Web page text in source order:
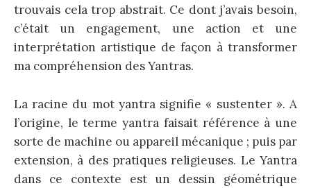
trouvais cela trop abstrait. Ce dont j’avais besoin,
c’était un engagement, une action et une
interprétation artistique de façon à transformer
ma compréhension des Yantras.
La racine du mot yantra signifie « sustenter ». A
l’origine, le terme yantra faisait référence à une
sorte de machine ou appareil mécanique ; puis par
extension, à des pratiques religieuses. Le Yantra
dans ce contexte est un dessin géométrique